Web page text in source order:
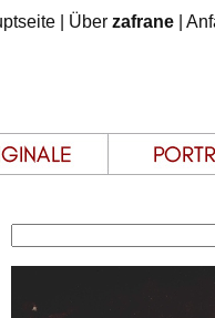
Über zafrane